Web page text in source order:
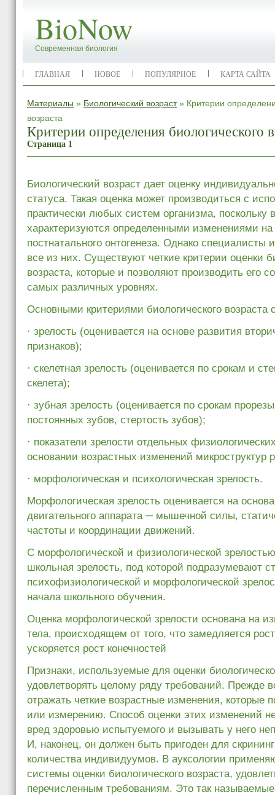
BioNow
Современная биология
ГЛАВНАЯ НОВОЕ ПОПУЛЯРНОЕ КАРТА САЙТА
Материалы » Биологический возраст» Критерии
возраста
Критерии определения биологического
Страница 1
Биологический возраст дает оценку
статуса. Такая оценка может производиться с
практически любых систем организма, поскольку
характеризуются определенными изменениями на
постнатального онтогенеза. Однако специалисты
все из них. Существуют четкие критерии оценки
возраста, которые и позволяют производить его
самых различных уровнях.
Основными критериями биологического возраста
· зрелость (оценивается на основе развития
признаков);
· скелетная зрелость (оценивается по срокам и
скелета);
· зубная зрелость (оценивается по срокам
постоянных зубов, стертость зубов);
· показатели зрелости отдельных
основании возрастных изменений микроструктур
· морфологическая и психологическая зрелость.
Морфологическая зрелость оценивается на
двигательного аппарата ─ мышечной силы,
частоты и координации движений.
С морфологической и физиологической
школьная зрелость, под которой подразумевают
психофизиологической и морфологической
начала школьного обучения.
Оценка морфологической зрелости основана на
тела, происходящем от того, что замедляется
ускоряется рост конечностей
Признаки, используемые для оценки
удовлетворять целому ряду требований. Прежде
отражать четкие возрастные изменения, которые
или измерению. Способ оценки этих изменений
вред здоровью испытуемого и вызывать у него
И, наконец, он должен быть пригоден для
количества индивидуумов. В ауксологии
системы оценки биологического возраста,
перечисленным требованиям. Это так называемые